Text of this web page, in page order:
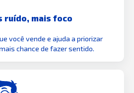
ruído, mais foco
você vende e ajuda a priorizar
chance de fazer sentido.